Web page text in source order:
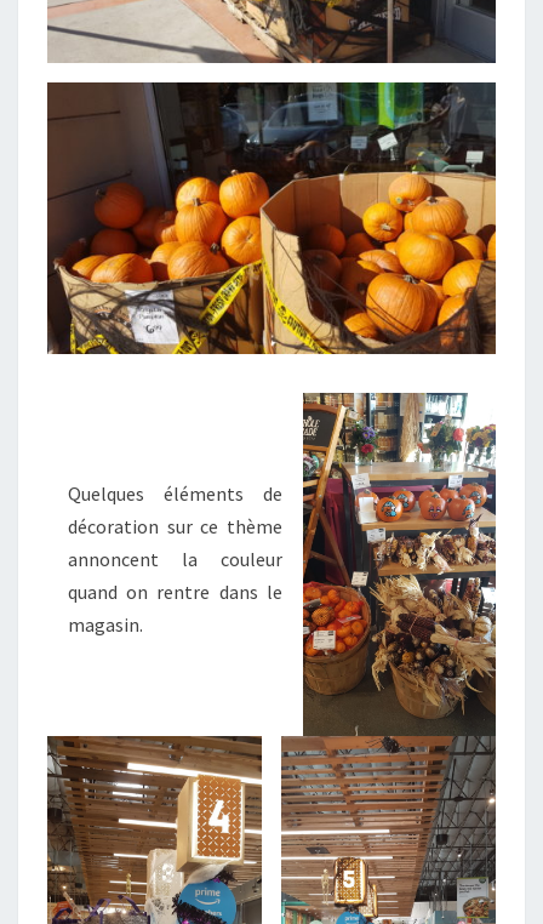
Quelques éléments de
décoration sur ce thème
annoncent la couleur
quand on rentre dans le
magasin.